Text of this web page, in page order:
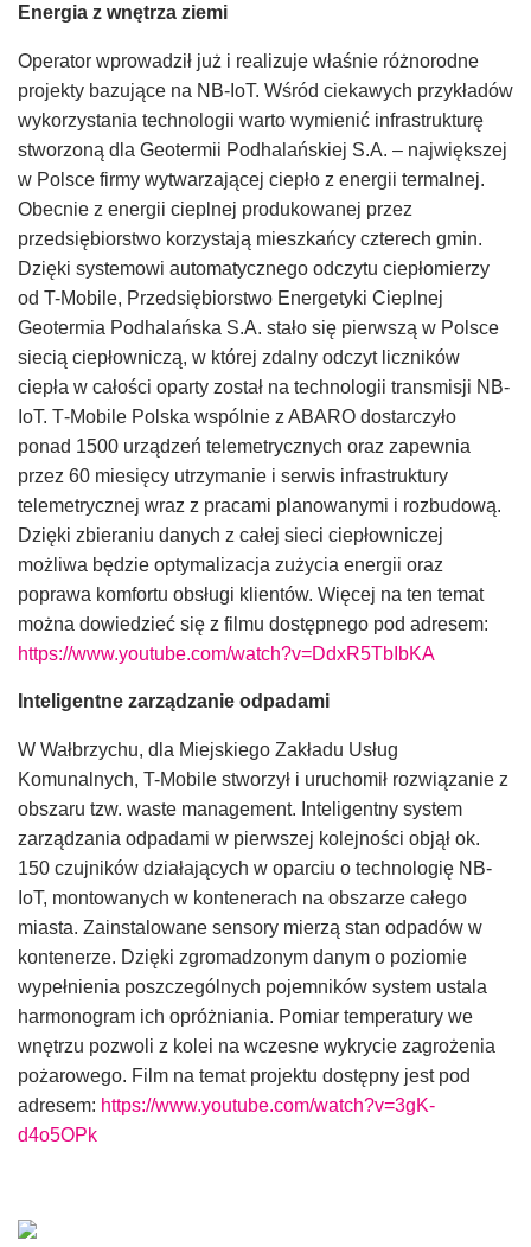
Energia z wnętrza ziemi
Operator wprowadził już i realizuje właśnie różnorodne
projekty bazujące na NB-IoT. Wśród ciekawych przykładów
wykorzystania technologii warto wymienić infrastrukturę
stworzoną dla Geotermii Podhalańskiej S.A. – największej
w Polsce firmy wytwarzającej ciepło z energii termalnej.
Obecnie z energii cieplnej produkowanej przez
przedsiębiorstwo korzystają mieszkańcy czterech gmin.
Dzięki systemowi automatycznego odczytu ciepłomierzy
od T-Mobile, Przedsiębiorstwo Energetyki Cieplnej
Geotermia Podhalańska S.A. stało się pierwszą w Polsce
siecią ciepłowniczą, w której zdalny odczyt liczników
ciepła w całości oparty został na technologii transmisji NB-
IoT. T‑Mobile Polska wspólnie z ABARO dostarczyło
ponad 1500 urządzeń telemetrycznych oraz zapewnia
przez 60 miesięcy utrzymanie i serwis infrastruktury
telemetrycznej wraz z pracami planowanymi i rozbudową.
Dzięki zbieraniu danych z całej sieci ciepłowniczej
możliwa będzie optymalizacja zużycia energii oraz
poprawa komfortu obsługi klientów. Więcej na ten temat
można dowiedzieć się z filmu dostępnego pod adresem:
https://www.youtube.com/watch?v=DdxR5TbIbKA
Inteligentne zarządzanie odpadami
W Wałbrzychu, dla Miejskiego Zakładu Usług
Komunalnych, T-Mobile stworzył i uruchomił rozwiązanie z
obszaru tzw. waste management. Inteligentny system
zarządzania odpadami w pierwszej kolejności objął ok.
150 czujników działających w oparciu o technologię NB-
IoT, montowanych w kontenerach na obszarze całego
miasta. Zainstalowane sensory mierzą stan odpadów w
kontenerze. Dzięki zgromadzonym danym o poziomie
wypełnienia poszczególnych pojemników system ustala
harmonogram ich opróżniania. Pomiar temperatury we
wnętrzu pozwoli z kolei na wczesne wykrycie zagrożenia
pożarowego. Film na temat projektu dostępny jest pod
adresem: https://www.youtube.com/watch?v=3gK-
d4o5OPk